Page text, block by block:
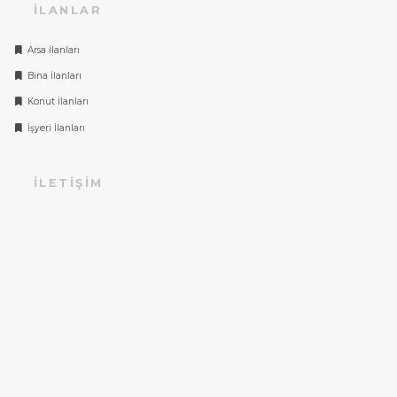
İLANLAR
Arsa İlanları
Bina İlanları
Konut İlanları
İşyeri İlanları
İLETIŞIM